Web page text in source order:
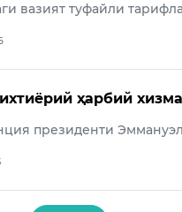
вазият туфайли
ҳарбий
президенти